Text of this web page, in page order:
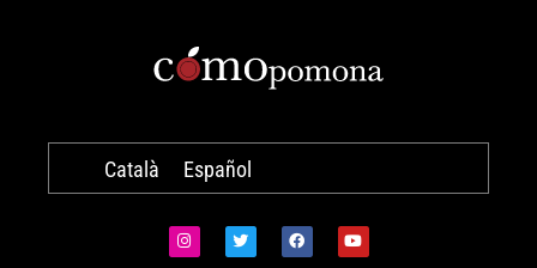
Català Español